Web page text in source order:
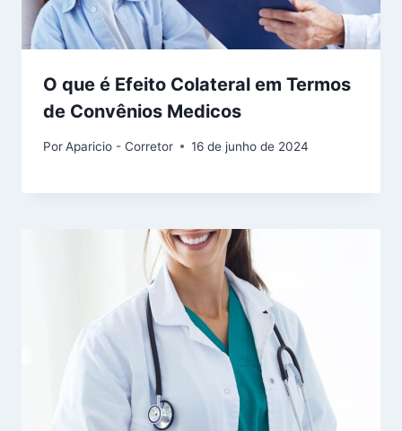
O que é Efeito Colateral em Termos
de Convênios Medicos
PorAparicio - Corretor 16 de junho de 2024